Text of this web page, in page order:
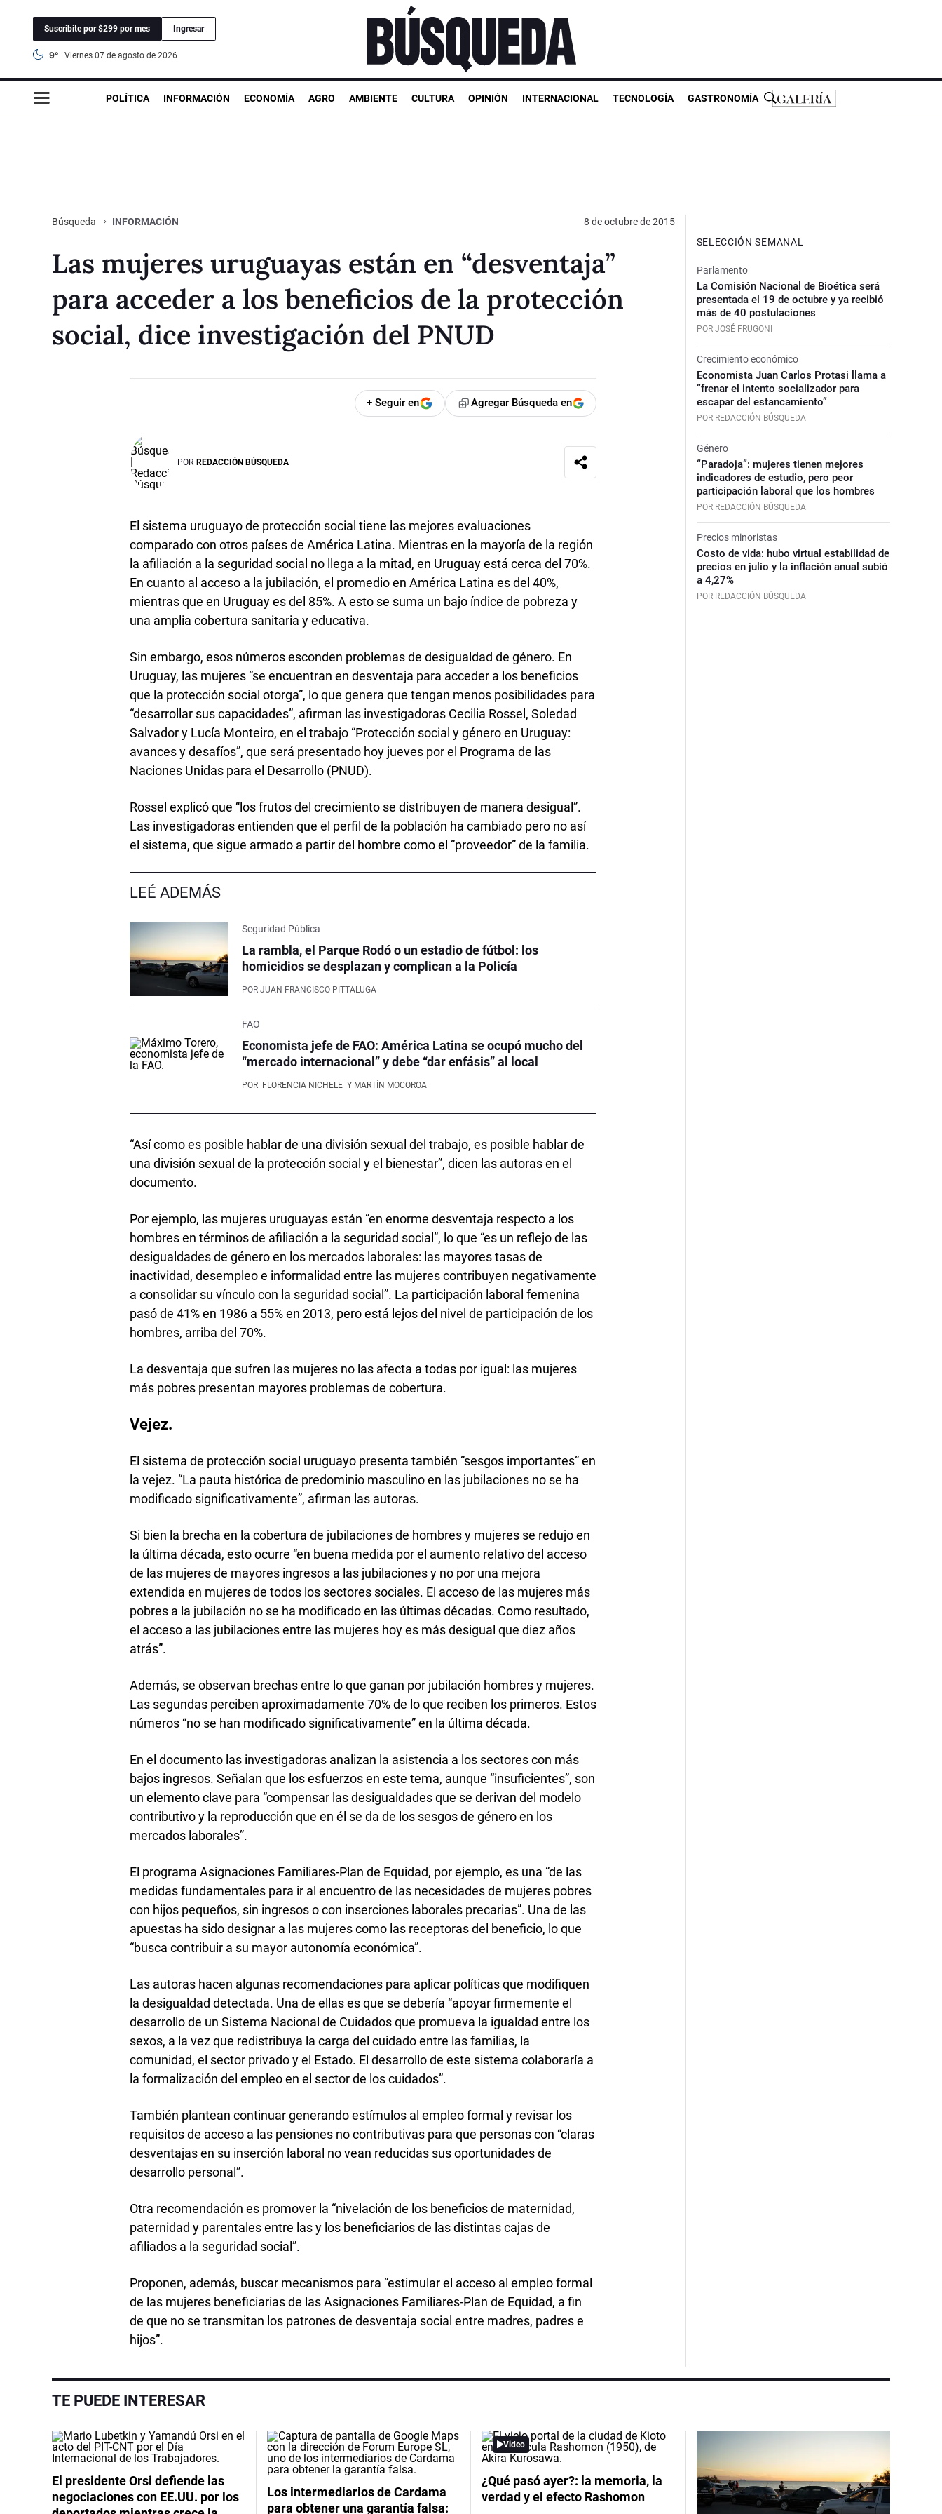
Suscribite por $299 por mes Ingresar
9° viernes 07 de agosto de 2026
POLÍTICA INFORMACIÓN ECONOMÍA AGRO AMBIENTE CULTURA OPINIÓN INTERNACIONAL TECNOLOGÍA GASTRONOMÍA
Búsqueda INFORMACIÓN 8 de octubre de 2015
Las mujeres uruguayas están en “desventaja”
para acceder a los beneficios de la protección
social, dice investigación del PNUD
+ Seguir en Agregar Búsqueda en
POR REDACCIÓN BÚSQUEDA
El sistema uruguayo de protección social tiene las mejores evaluaciones
comparado con otros países de América Latina. Mientras en la mayoría de la región
la afiliación a la seguridad social no llega a la mitad, en Uruguay está cerca del 70%.
En cuanto al acceso a la jubilación, el promedio en América Latina es del 40%,
mientras que en Uruguay es del 85%. A esto se suma un bajo índice de pobreza y
una amplia cobertura sanitaria y educativa.
Sin embargo, esos números esconden problemas de desigualdad de género. En
Uruguay, las mujeres “se encuentran en desventaja para acceder a los beneficios
que la protección social otorga”, lo que genera que tengan menos posibilidades para
“desarrollar sus capacidades”, afirman las investigadoras Cecilia Rossel, Soledad
Salvador y Lucía Monteiro, en el trabajo “Protección social y género en Uruguay:
avances y desafíos”, que será presentado hoy jueves por el Programa de las
Naciones Unidas para el Desarrollo (PNUD).
Rossel explicó que “los frutos del crecimiento se distribuyen de manera desi­gual”.
Las investigadoras entienden que el perfil de la población ha cambiado pero no así
el sistema, que sigue armado a partir del hombre como el “proveedor” de la familia.
LEÉ ADEMÁS
Seguridad Pública
La rambla, el Parque Rodó o un estadio de fútbol: los
homicidios se desplazan y complican a la Policía
POR JUAN FRANCISCO PITTALUGA
FAO
Economista jefe de FAO: América Latina se ocupó mucho del
“mercado internacional” y debe “dar enfásis” al local
POR FLORENCIA NICHELE Y MARTÍN MOCOROA
“Así como es posible hablar de una división sexual del trabajo, es posible hablar de
una división sexual de la protección social y el bienestar”, dicen las autoras en el
documento.
Por ejemplo, las mujeres uruguayas están “en enorme desventaja respecto a los
hombres en términos de afiliación a la seguridad social”, lo que “es un reflejo de las
desigualdades de género en los mercados laborales: las mayores tasas de
inactividad, desempleo e informalidad entre las mujeres contribuyen negativamente
a consolidar su vínculo con la seguridad social”. La participación laboral femenina
pasó de 41% en 1986 a 55% en 2013, pero está lejos del nivel de participación de los
hombres, arriba del 70%.
La desventaja que sufren las mujeres no las afecta a todas por igual: las mujeres
más pobres presentan mayores problemas de cobertura.
Vejez.
El sistema de protección social uruguayo presenta también “sesgos importantes” en
la vejez. “La pauta histórica de predominio masculino en las jubilaciones no se ha
modificado significativamente”, afirman las autoras.
Si bien la brecha en la cobertura de jubilaciones de hombres y mujeres se redujo en
la última década, esto ocurre “en buena medida por el aumento relativo del acceso
de las mujeres de mayores ingresos a las jubilaciones y no por una mejora
extendida en mujeres de todos los sectores sociales. El acceso de las mujeres más
pobres a la jubilación no se ha modificado en las últimas décadas. Como resultado,
el acceso a las jubilaciones entre las mujeres hoy es más desigual que diez años
atrás”.
Además, se observan brechas entre lo que ganan por jubilación hombres y mujeres.
Las segundas perciben aproximadamente 70% de lo que reciben los primeros. Estos
números “no se han modificado significativamente” en la última década.
En el documento las investigadoras analizan la asistencia a los sectores con más
bajos ingresos. Señalan que los esfuerzos en este tema, aunque “insuficientes”, son
un elemento clave para “compensar las desigualdades que se derivan del modelo
contributivo y la reproducción que en él se da de los sesgos de género en los
mercados laborales”.
El programa Asignaciones Familiares-Plan de Equidad, por ejemplo, es una “de las
medidas fundamentales para ir al encuentro de las necesidades de mujeres pobres
con hijos pequeños, sin ingresos o con inserciones laborales precarias”. Una de las
apuestas ha sido designar a las mujeres como las receptoras del beneficio, lo que
“busca contribuir a su mayor autonomía económica”.
Las autoras hacen algunas recomendaciones para aplicar políticas que modifiquen
la desigualdad detectada. Una de ellas es que se debería “apoyar firmemente el
desarrollo de un Sistema Nacional de Cuidados que promueva la igualdad entre los
sexos, a la vez que redistribuya la carga del cuidado entre las familias, la
comunidad, el sector privado y el Estado. El desarrollo de este sistema colaboraría a
la formalización del empleo en el sector de los cuidados”.
También plantean continuar generando estímulos al empleo formal y revisar los
requisitos de acceso a las pensiones no contributivas para que personas con “claras
desventajas en su inserción laboral no vean reducidas sus oportunidades de
desarrollo personal”.
Otra recomendación es promover la “nivelación de los beneficios de maternidad,
paternidad y parentales entre las y los beneficiarios de las distintas cajas de
afiliados a la seguridad social”.
Proponen, además, buscar mecanismos para “estimular el acceso al empleo formal
de las mujeres beneficiarias de las Asignaciones Familiares-Plan de Equidad, a fin
de que no se transmitan los patrones de desventaja social entre madres, padres e
hijos”.
SELECCIÓN SEMANAL
Parlamento
La Comisión Nacional de Bioética será
presentada el 19 de octubre y ya recibió
más de 40 postulaciones
POR JOSÉ FRUGONI
Crecimiento económico
Economista Juan Carlos Protasi llama a
“frenar el intento socializador para
escapar del estancamiento”
POR REDACCIÓN BÚSQUEDA
Género
“Paradoja”: mujeres tienen mejores
indicadores de estudio, pero peor
participación laboral que los hombres
POR REDACCIÓN BÚSQUEDA
Precios minoristas
Costo de vida: hubo virtual estabilidad de
precios en julio y la inflación anual subió
a 4,27%
POR REDACCIÓN BÚSQUEDA
TE PUEDE INTERESAR
El presidente Orsi defiende las
negociaciones con EE.UU. por los
Los intermediarios de Cardama
para obtener una garantía falsa:
Video
¿Qué pasó ayer?: la memoria, la
verdad y el efecto Rashomon